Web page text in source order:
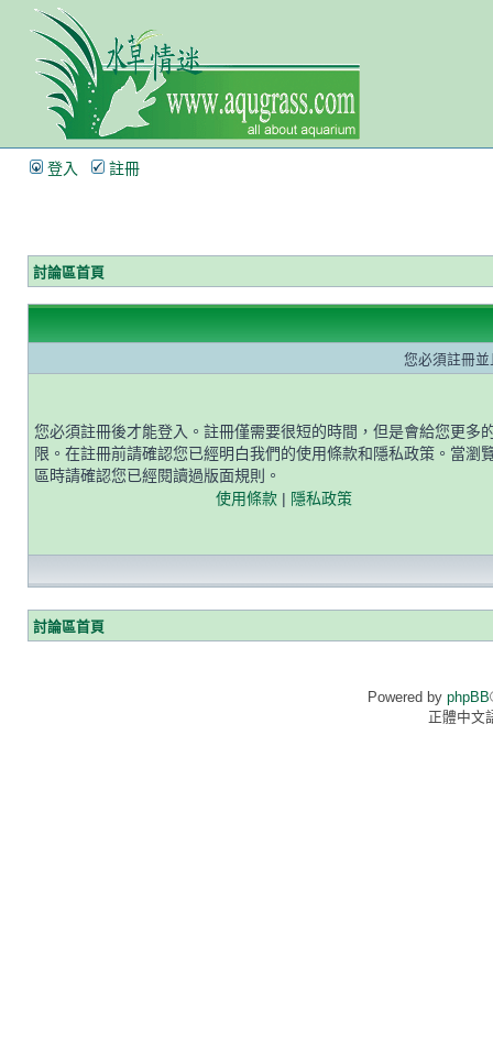
登入 註冊
討論區首頁
您必須註冊
您必須註冊後才能登入。註冊僅需要很短的時間，但是會給您更多
限。在註冊前請確認您已經明白我們的使用條款和隱私政策。當瀏
區時請確認您已經閱讀過版面規則。
使用條款| 隱私政策
討論區首頁
Powered by phpBB
正體中文